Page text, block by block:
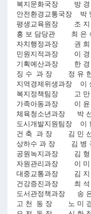
복지문화국장 방
안전환경교통국장
평생교육원장 조
홍 보 담당관 최
자치행정과장 권
민원지적과장 이
기획예산과장 한
징 수 과 장 정 유
지역경제위생과장
복지정책팀장 고
가족아동과장 이
체육청소년과장
도시개발지원팀장
건 축 과 장 김 민
상하수 과 장 김
공원녹지과장 김
자원관리과장 이
대중교통과장 김
건강증진과장 최
도서관정책과장 송
고 천 동 장 노 미